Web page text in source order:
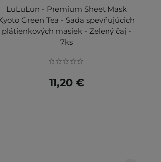
LuLuLun - Premium Sheet Mask
Green Tea - Sada spevňujúcich
plátienkových masiek - Zelený čaj -
7ks
11,20 €